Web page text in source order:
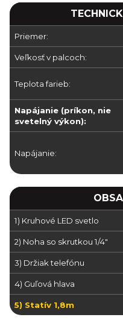
Priemer:
Veľkosť v palcoch:
Teplota farieb:
Napájanie (príkon, nie
svetelný výkon):
Napájanie:
1) Kruhové LED svetlo
2) Noha so skrutkou 1/4"
3) Držiak telefónu
4) Guľová hlava
5) Statív 1,8m